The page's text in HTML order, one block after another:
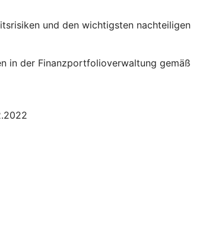
und den wichtigsten nachteiligen
in der Finanzportfolioverwaltung gemäß